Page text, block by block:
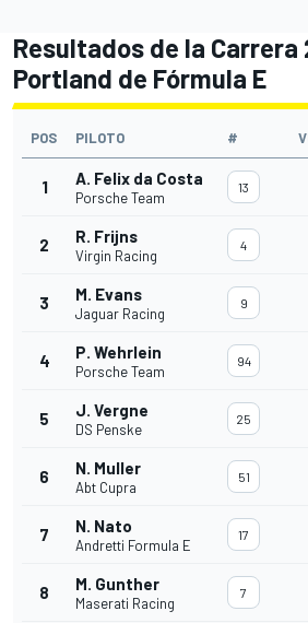
Resultados de la Carrera
Portland de Fórmula E
POS PILOTO #
1 A. Felix da Costa
Porsche Team
13
2 R. Frijns
Virgin Racing
4
3 M. Evans
Jaguar Racing
9
4 P. Wehrlein
Porsche Team
94
5 J. Vergne
DS Penske
25
6 N. Muller
Abt Cupra
51
7 N. Nato
Andretti Formula E
17
8 M. Gunther
Maserati Racing
7